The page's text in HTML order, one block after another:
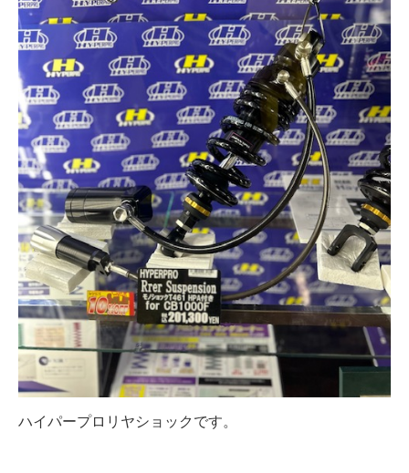
ハイパープロリヤショックです。